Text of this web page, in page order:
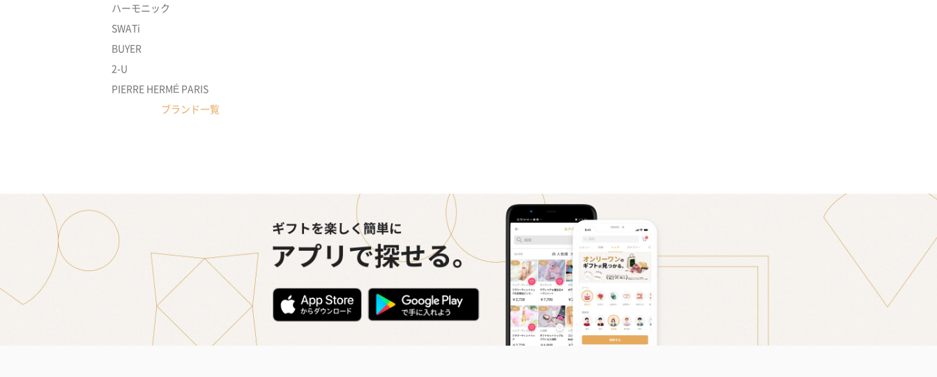
ハーモニック
SWATi
BUYER
2-U
PIERRE HERMÉ PARIS
ブランド一覧